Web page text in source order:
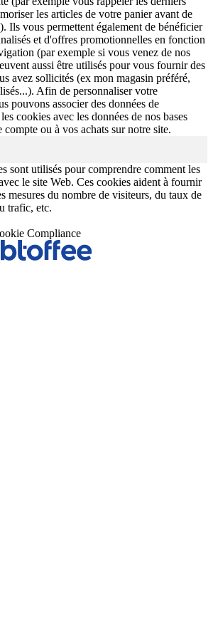
les articles de votre panier avant de
Ils vous permettent également de bénéficier
et d'offres promotionnelles en fonction
(par exemple si vous venez de nos
aussi être utilisés pour vous fournir des
avez sollicités (ex mon magasin préféré,
Afin de personnaliser votre
pouvons associer des données de
cookies avec les données de nos bases
ou à vos achats sur notre site.
sont utilisés pour comprendre comment les
le site Web. Ces cookies aident à fournir
mesures du nombre de visiteurs, du taux de
trafic, etc.
Compliance